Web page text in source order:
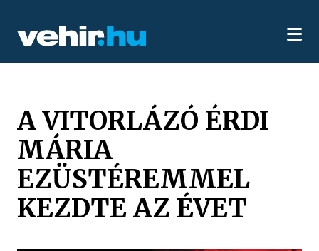
A VITORLÁZÓ ÉRDI
MÁRIA
EZÜSTÉREMMEL
KEZDTE AZ ÉVET